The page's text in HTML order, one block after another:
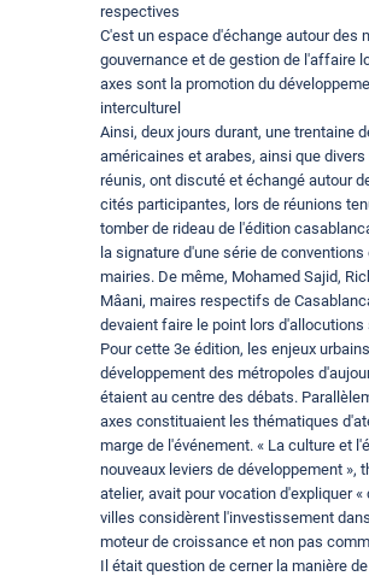
respectives
C'est un espace d'échange autour des
gouvernance et de gestion de l'affaire
axes sont la promotion du
interculturel
Ainsi, deux jours durant, une trentaine
américaines et arabes, ainsi que
réunis, ont discuté et échangé autour
cités participantes, lors de réunions
tomber de rideau de l'édition
la signature d'une série de
mairies. De même, Mohamed Sajid,
Mâani, maires respectifs de
devaient faire le point lors d'allocutions
Pour cette 3e édition, les enjeux
développement des métropoles
étaient au centre des débats.
axes constituaient les thématiques
marge de l'événement. « La culture et
nouveaux leviers de développement »,
atelier, avait pour vocation d'expliquer
villes considèrent l'investissement
moteur de croissance et non pas
Il était question de cerner la manière